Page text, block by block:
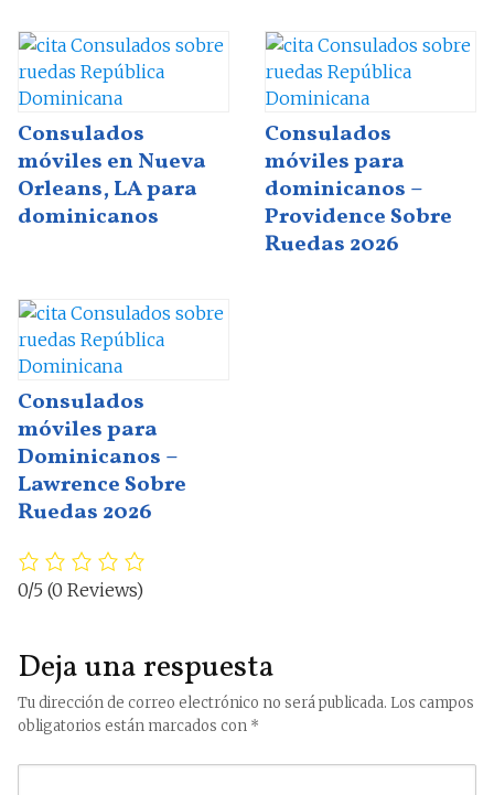
Consulados
móviles en Nueva
Orleans, LA para
dominicanos
Consulados
móviles para
dominicanos –
Providence Sobre
Ruedas 2026
Consulados
móviles para
Dominicanos –
Lawrence Sobre
Ruedas 2026
0/5 (0 Reviews)
Deja una respuesta
Tu dirección de correo electrónico no será publicada. Los campos
obligatorios están marcados con *